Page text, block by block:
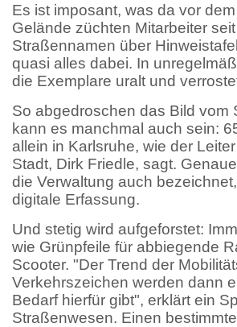
Es ist imposant, was da vor
Gelände züchten Mitarbeiter
Straßennamen über
quasi alles dabei. In
die Exemplare uralt und
So abgedroschen das Bild vom
kann es manchmal auch sein:
allein in Karlsruhe, wie der
Stadt, Dirk Friedle, sagt.
die Verwaltung auch
digitale Erfassung.
Und stetig wird aufgeforstet:
wie Grünpfeile für abbiegende
Scooter. "Der Trend der
Verkehrszeichen werden dann
Bedarf hierfür gibt", erklärt ein
Straßenwesen. Einen